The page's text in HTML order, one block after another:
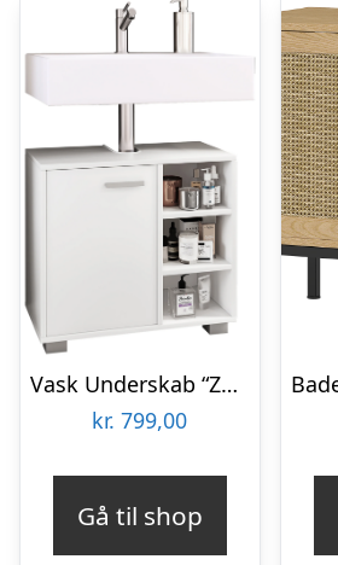
Vask Underskab “Zalo L”, 55x60x30 cm
kr. 799,00
Gå til shop